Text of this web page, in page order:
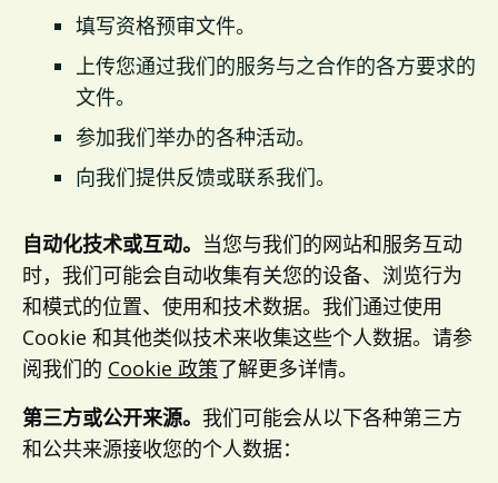
填写资格预审文件。
上传您通过我们的服务与之合作的各方要求的
文件。
参加我们举办的各种活动。
向我们提供反馈或联系我们。
自动化技术或互动。 当您与我们的网站和服务互动
时，我们可能会自动收集有关您的设备、浏览行为
和模式的位置、使用和技术数据。我们通过使用
Cookie 和其他类似技术来收集这些个人数据。请参
阅我们的 Cookie 政策了解更多详情。
第三方或公开来源。 我们可能会从以下各种第三方
和公共来源接收您的个人数据：